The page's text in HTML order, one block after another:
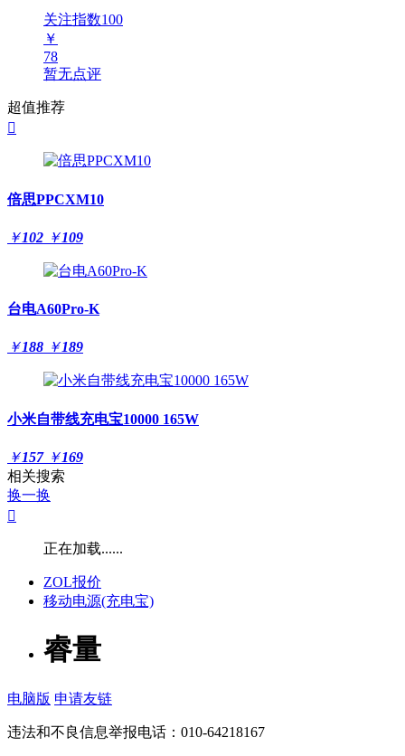
关注指数100
￥
78
暂无点评
超值推荐

倍思PPCXM10
￥102 ￥109
台电A60Pro-K
￥188 ￥189
小米自带线充电宝10000 165W
￥157 ￥169
相关搜索
换一换

正在加载......
ZOL报价
移动电源(充电宝)
睿量
电脑版 申请友链
违法和不良信息举报电话：010-64218167